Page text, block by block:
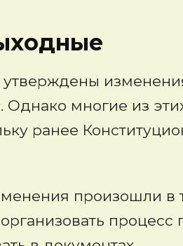
Однако многие из
ранее
произошли в
процесс